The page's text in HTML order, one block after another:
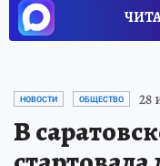
НОВОСТИ ОБЩЕСТВО 28
В